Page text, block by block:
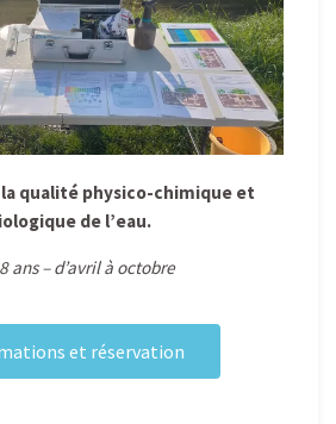
qualité physico-chimique et
de l’eau.
ans – d’avril à octobre
et réservation